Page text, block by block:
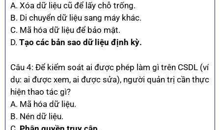
A. Xóa dữ liệu cũ để lấy chỗ trống.
B. Di chuyển dữ liệu sang máy khác.
C. Mã hóa dữ liệu để bảo mật.
D. Tạo các bản sao dữ liệu định kỳ.
Câu 4: Để kiểm soát ai được phép làm gì trên CSDL (ví
dụ: ai được xem, ai được sửa), người quản trị cần thực
hiện thao tác gì?
A. Mã hóa dữ liệu.
B. Nén dữ liệu.